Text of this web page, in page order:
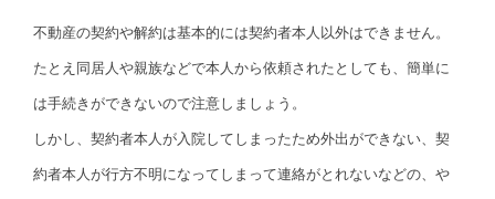
不動産の契約や解約は基本的には契約者本人以外はできません。
たとえ同居人や親族などで本人から依頼されたとしても、簡単に
は手続きができないので注意しましょう。
しかし、契約者本人が入院してしまったため外出ができない、契
約者本人が行方不明になってしまって連絡がとれないなどの、や